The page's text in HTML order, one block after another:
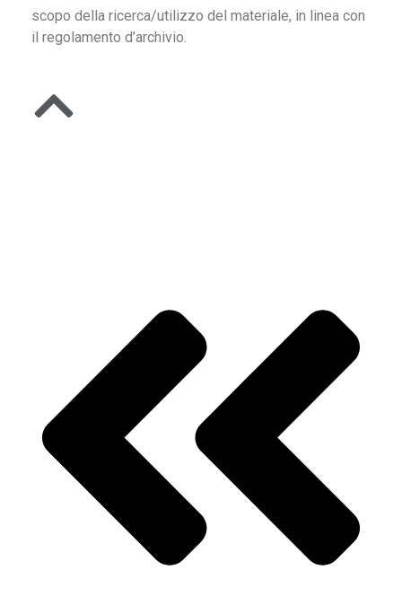
scopo della ricerca/utilizzo del materiale, in linea con
il regolamento d’archivio.